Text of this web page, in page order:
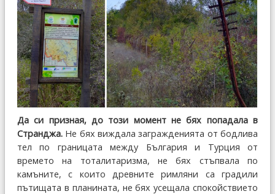
Да си призная, до този момент не бях попадала в
Странджа. Не бях виждала загражденията от бодлива
тел по границата между България и Турция от
времето на тоталитаризма, не бях стъпвала по
камъните, с които древните римляни са градили
пътищата в планината, не бях усещала спокойствието